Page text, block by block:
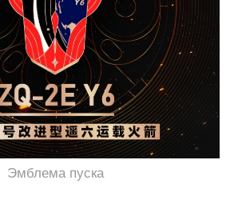
Эмблема пуска